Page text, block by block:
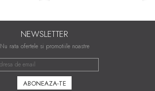
NEWSLETTER
Nu rata ofertele si promotiile noastre